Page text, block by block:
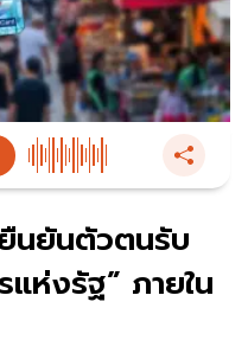
นยันตัวตนรับ
ห่งรัฐ” ภายใน